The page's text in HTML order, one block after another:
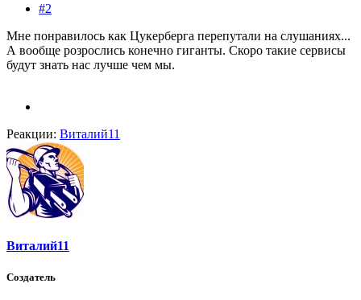
#2
Мне понравилось как Цукерберга перепутали на слушаниях...
А вообще розрослись конечно гиганты. Скоро такие сервисы
будут знать нас лучше чем мы.
Реакции: Виталий11
Виталий11
Создатель